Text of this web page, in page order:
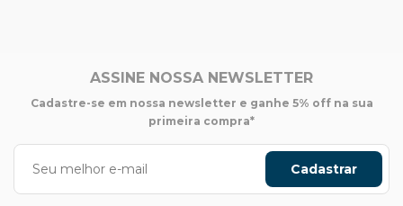
ASSINE NOSSA NEWSLETTER
Cadastre-se em nossa newsletter e ganhe 5% off na sua
primeira compra*
Cadastrar